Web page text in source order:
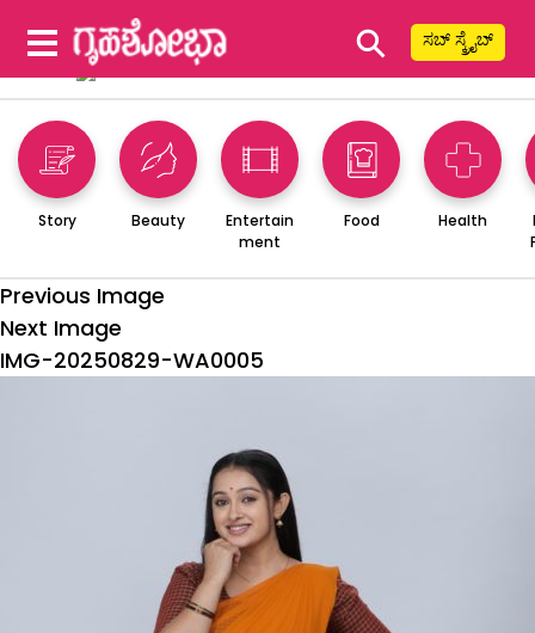
⚲ ಸಬ್ ಸ್ಕ್ರೈಬ್
Story Beauty
Entertain
ment
Food Health
Previous Image
Next Image
IMG-20250829-WA0005